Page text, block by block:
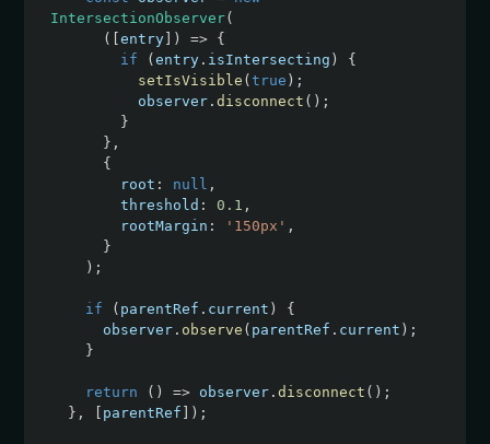
IntersectionObserver(
(
[entry ) => {
if
(entry . isIntersecting )
{
setIsVisible (true ) ;
          observer
.disconnect ( ) ;
}
} ,
{
        root
: null ,
        threshold
: 0.1 ,
        rootMargin
: '150px' ,
}
) ;
if ( parentRef . current )
{
      observer
. observe ( parentRef . current ) ;
}
return ( ) => observer .disconnect ( ) ;
} , parentRef ) ;